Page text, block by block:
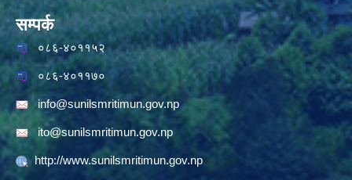
सम्पर्क
०८६-४०११५२
०८६-४०११७०
info@sunilsmritimun.gov.np
ito@sunilsmritimun.gov.np
http://www.sunilsmritimun.gov.np